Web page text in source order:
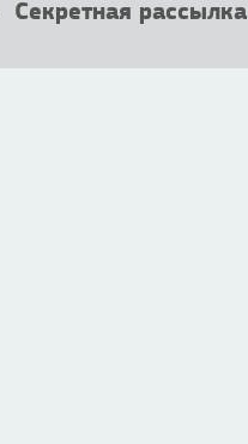
Секретная рассылка